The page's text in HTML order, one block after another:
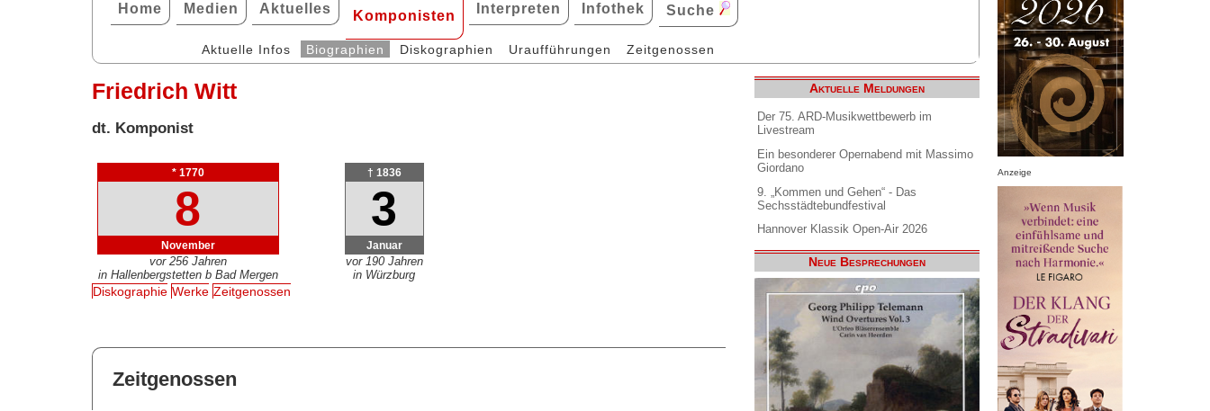
Home Medien Aktuelles Komponisten Interpreten Infothek Suche
Aktuelle Infos Biographien Diskographien Uraufführungen Zeitgenossen
Friedrich Witt
dt. Komponist
* 1770
8
November
vor 256 Jahren
in Hallenbergstetten b Bad Mergen
† 1836
3
Januar
vor 190 Jahren
in Würzburg
Diskographie Werke Zeitgenossen
Zeitgenossen
Aktuelle Meldungen
Der 75. ARD-Musikwettbewerb im
Livestream
Ein besonderer Opernabend mit Massimo
Giordano
9. „Kommen und Gehen“ - Das
Sechsstädtebundfestival
Hannover Klassik Open-Air 2026
Neue Besprechungen
Anzeige